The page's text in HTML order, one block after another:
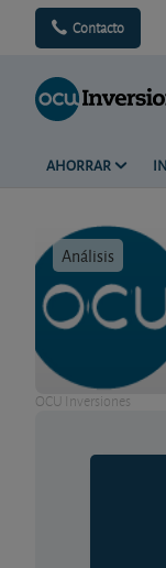
Contacto
AHORRAR
Análisis
OCU Inversiones